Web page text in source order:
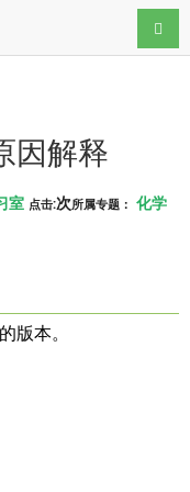
导航
因解释
室 点击:次所属专题： 化学